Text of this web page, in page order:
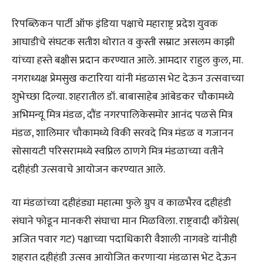
रिपब्लिकन पार्टी ऑफ इंडिया पक्षाचे महाराष्ट्र प्रदेश युवक
आघाडीचे संघटक सतीश थोरात व कुस्ती सम्राट असलम काझी
यांच्या हस्ते बक्षीस प्रदान करण्यात आले. आमदार राहुल कुल, मा.
नगराध्यक्ष प्रेमसुख कटारिया यांनी मंडळास भेट देऊन उत्सवाच्या
शुभेच्छा दिल्या. शहरातील डॉ. बाबासाहेब आंबेडकर चौकामध्ये
अभिमन्यू मित्र मंडळ, दौंड नगरपालिकेसमोर आनंद पळसे मित्र
मंडळ, शालिमार चौकामध्ये विकी सरवदे मित्र मंडळ व गजानन
सोसायटी परिसरामध्ये स्वप्निल ठाणगे मित्र मंडळाच्या वतीने
दहीहंडी उत्सवाचे आयोजन करण्यात आले.
या मंडळांच्या दहीहंड्या महात्मा फुले ग्रुप व काळभैरव दहीहंडी
संघाने फोडून मानकरी संघाचा मान मिळविला. राष्ट्रवादी काँग्रेस(
अजित पवार गट) पक्षाच्या पदाधिकारी वैशाली नागवडे यांनीही
शहरात दहीहंडी उत्सव आयोजित करणाऱ्या मंडळास भेट देऊन